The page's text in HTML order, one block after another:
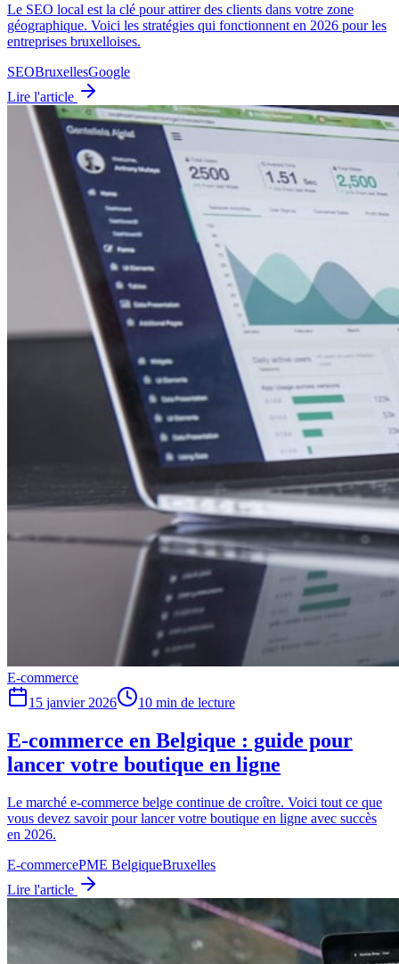
Le SEO local est la clé pour attirer des clients dans votre zone
géographique. Voici les stratégies qui fonctionnent en 2026 pour les
entreprises bruxelloises.
SEOBruxellesGoogle
Lire l'article
E-commerce
15 janvier 2026
10 min de lecture
E-commerce en Belgique : guide pour
lancer votre boutique en ligne
Le marché e-commerce belge continue de croître. Voici tout ce que
vous devez savoir pour lancer votre boutique en ligne avec succès
en 2026.
E-commercePME BelgiqueBruxelles
Lire l'article